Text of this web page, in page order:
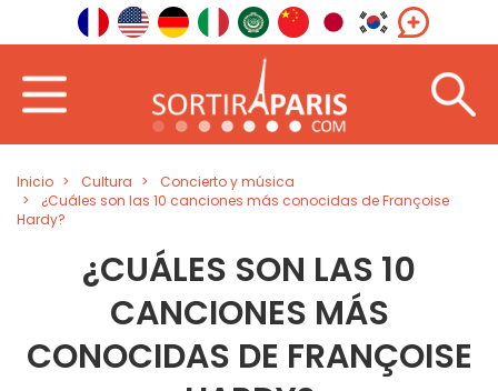
Inicio Cultura
Concierto y música
¿Cuáles son las 10 canciones más conocidas de Françoise
Hardy?
¿CUÁLES SON LAS 10
CANCIONES MÁS
CONOCIDAS DE FRANÇOISE